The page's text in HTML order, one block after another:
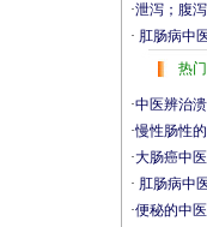
·泄泻；腹泻
· 肛肠病中
热
·中医辨治
·慢性肠性
·大肠癌中
· 肛肠病中
·便秘的中